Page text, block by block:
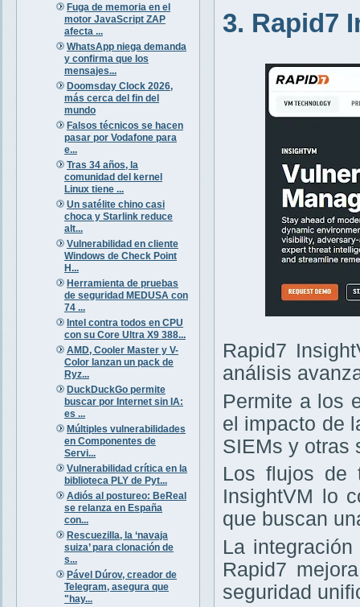
Fuga de memoria en el
motor JavaScript ZAP
afecta ...
WhatsApp niega demanda
y confirma que los
mensajes...
Doomsday Clock 2026,
más cerca del fin del
mundo
Falsos técnicos se hacen
pasar por Vodafone para
e...
Tras 34 años, la
comunidad del kernel
Linux tiene ...
Un satélite chino casi
choca y Starlink reduce
alt...
Vulnerabilidad en cliente
Windows de Check Point
H...
Herramienta de pruebas
de seguridad MEDUSA con
74 ...
Intel contra todos en CPU
con su Core Ultra X9 388...
AMD, Cooler Master y V-
Color lanzan un pack de
Ryz...
DuckDuckGo permite
buscar por Internet sin IA:
es ...
Múltiples vulnerabilidades
en Componentes de
Servi...
Vulnerabilidad crítica en la
biblioteca PLY de Pyt...
Adiós al postureo: BeReal
se relanza en España
con...
Rescuezilla, la ‘navaja
suiza’ para clonación de
s...
Pável Dúrov, creador de
Telegram, asegura que
"hay...
3. Rapid7
Rapid7
análisis
Permite a los
el impacto de
SIEMs y otras
Los flujos de
InsightVM lo
que buscan
La
Rapid7
seguridad